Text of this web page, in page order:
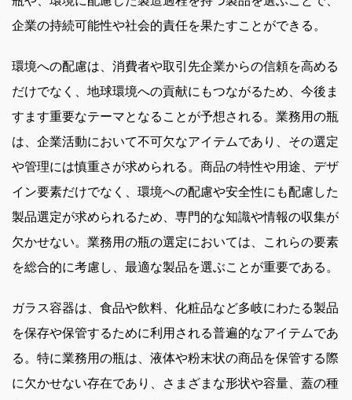
企業の持続可能性や社会的責任を果たすことができる。
環境への配慮は、消費者や取引先企業からの信頼を高める
だけでなく、地球環境への貢献にもつながるため、今後ま
すます重要なテーマとなることが予想される。業務用の瓶
は、企業活動において不可欠なアイテムであり、その選定
や管理には慎重さが求められる。商品の特性や用途、デザ
イン要素だけでなく、環境への配慮や安全性にも配慮した
製品選定が求められるため、専門的な知識や情報の収集が
欠かせない。業務用の瓶の選定においては、これらの要素
を総合的に考慮し、最適な製品を選ぶことが重要である。
ガラス容器は、食品や飲料、化粧品など多岐にわたる製品
を保存や保管するために利用される普遍的なアイテムであ
る。特に業務用の瓶は、液体や粉末状の商品を保管する際
に欠かせない存在であり、さまざまな形状や容量、蓋の種